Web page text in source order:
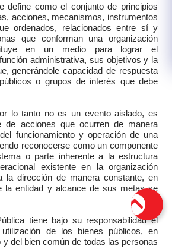
define como el conjunto de principios
acciones, mecanismos, instrumentos
ordenados, relacionados entre sí y
que conforman una organización
en un medio para lograr el
administrativa, sus objetivos y la
generándole capacidad de respuesta
o grupos de interés que debe
lo tanto no es un evento aislado, es
de acciones que ocurren de manera
funcionamiento y operación de una
reconocerse como un componente
o parte inherente a la estructura
existente en la organización
la dirección de manera constante, en
la entidad y alcance de sus metas se
tiene bajo su responsabilidad el
de los bienes públicos, en
y del bien común de todas las personas